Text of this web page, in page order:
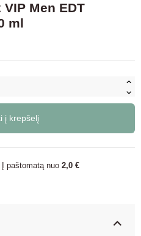
Men EDT
ml
į krepšelį
Į paštomatą nuo 2,0 €